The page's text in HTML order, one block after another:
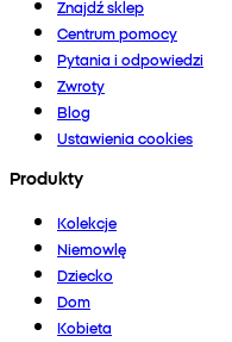
Znajdź sklep
Centrum pomocy
Pytania i odpowiedzi
Zwroty
Blog
Ustawienia cookies
Produkty
Kolekcje
Niemowlę
Dziecko
Dom
Kobieta